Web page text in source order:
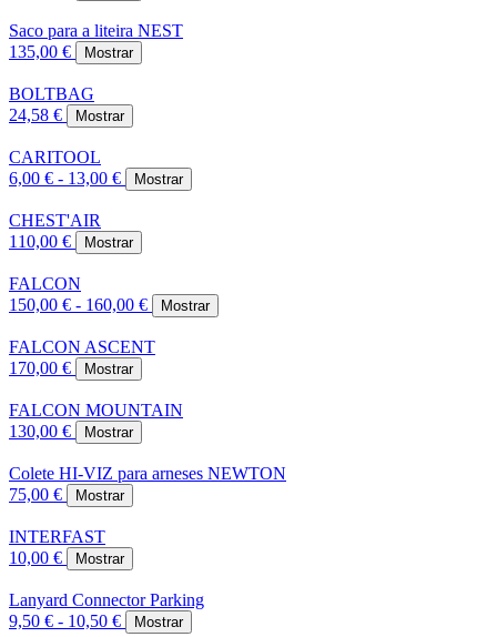
Saco para a liteira NEST
135,00 €
Mostrar
BOLTBAG
24,58 €
Mostrar
CARITOOL
6,00 € - 13,00 €
Mostrar
CHEST'AIR
110,00 €
Mostrar
FALCON
150,00 € - 160,00 €
Mostrar
FALCON ASCENT
170,00 €
Mostrar
FALCON MOUNTAIN
130,00 €
Mostrar
Colete HI-VIZ para arneses NEWTON
75,00 €
Mostrar
INTERFAST
10,00 €
Mostrar
Lanyard Connector Parking
9,50 € - 10,50 €
Mostrar